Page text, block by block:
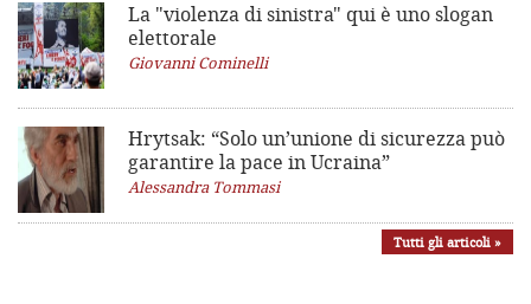
La "violenza di sinistra" qui è uno slogan
elettorale
Giovanni Cominelli
Hrytsak: “Solo un’unione di sicurezza può
garantire la pace in Ucraina”
Alessandra Tommasi
Tutti gli articoli »